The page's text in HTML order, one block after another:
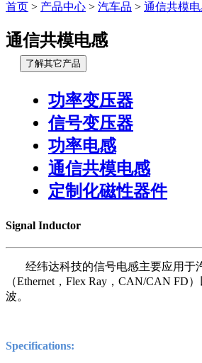
首页 > 产品中心 > 汽车品 > 通信共模
通信共模电感
了解其它产品
功率变压器
信号变压器
功率电感
通信共模电感
定制化磁性器件
Signal Inductor
经纬达科技的信号电感主要应用于
（Ethernet，Flex Ray，CAN/CAN FD
波。
Specifications: